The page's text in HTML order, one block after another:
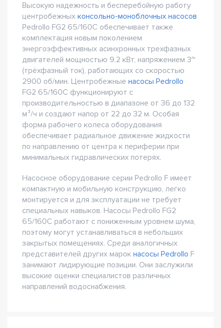
Высокую надежность и бесперебойную работу
центробежных консольно-моноблочных насосов
Pedrollo FG2 65/160C обеспечивает также
комплектация новым поколением
энергоэффективных асинхронных трехфазных
двигателей мощностью 9.2 кВт, напряжением 3~
(трёхфазный ток), работающих со скоростью
2900 об/мин. Центробежные насосы Pedrollo
FG2 65/160C функционируют с
производительностью в диапазоне от 36 до 132
м³/ч и создают напор от 22 до 32 м. Особая
форма рабочего колеса оборудования
обеспечивает радиальное движение жидкости
по направлению от центра к периферии при
минимальных гидравлических потерях.
Насосное оборудование серии Pedrollo F имеет
компактную и мобильную конструкцию, легко
монтируется и для эксплуатации не требует
специальных навыков. Насосы Pedrollo FG2
65/160C работают с пониженным уровнем шума,
поэтому могут устанавливаться в небольших
закрытых помещениях. Среди аналогичных
представителей других марок насосы Pedrollo F
занимают лидирующие позиции. Они заслужили
высокие оценки специалистов различных
направлений водоснабжения.